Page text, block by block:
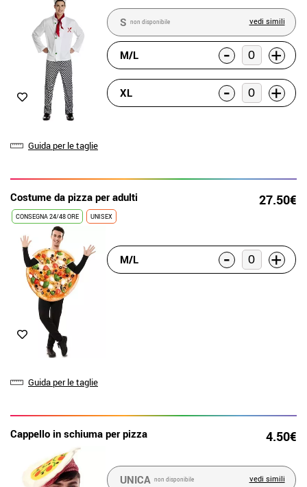
Guida per le taglie
S non disponibile vedi simili
M/L - +
XL - +
Costume da pizza per adulti 27.50€
CONSEGNA 24/48 ORE UNISEX
Guida per le taglie
M/L - +
Cappello in schiuma per pizza 4.50€
UNICA non disponibile vedi simili